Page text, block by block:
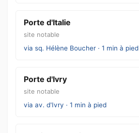
Porte d'Italie
site notable
via sq. Hélène Boucher · 1 min à pied
Porte d'Ivry
site notable
via av. d'Ivry · 1 min à pied